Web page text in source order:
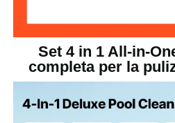
Set 4 in 1 All-in-
completa per la